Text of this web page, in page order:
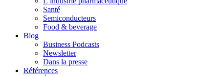
Santé
Semiconducteurs
Food & beverage
Blog
Business Podcasts
Newsletter
Dans la presse
Références